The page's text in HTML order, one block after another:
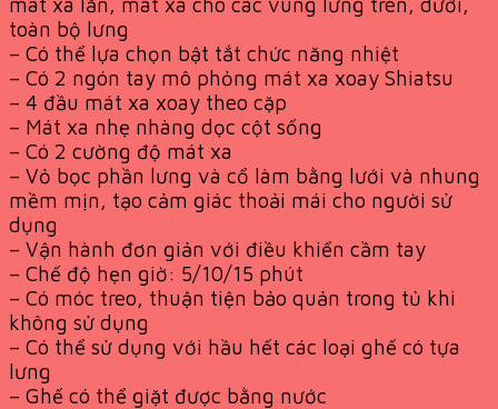
toàn bộ lưng
– Có thể lựa chọn bật tắt chức năng nhiệt
– Có 2 ngón tay mô phỏng mát xa xoay Shiatsu
– 4 đầu mát xa xoay theo cặp
– Mát xa nhẹ nhàng dọc cột sống
– Có 2 cường độ mát xa
– Vỏ bọc phần lưng và cổ làm bằng lưới và nhung
mềm mịn, tạo cảm giác thoải mái cho người sử
dụng
– Vận hành đơn giản với điều khiển cầm tay
– Chế độ hẹn giờ: 5/10/15 phút
– Có móc treo, thuận tiện bảo quản trong tủ khi
không sử dụng
– Có thể sử dụng với hầu hết các loại ghế có tựa
lưng
– Ghế có thể giặt được bằng nước